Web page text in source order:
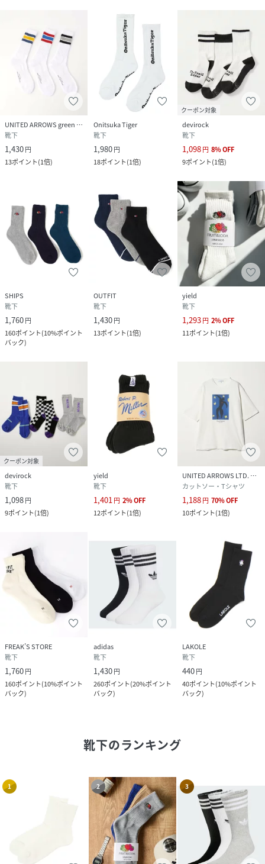
UNITED ARROWS green label relaxing
靴下
1,430円
13ポイント(1倍)
Onitsuka Tiger
靴下
1,980円
18ポイント(1倍)
クーポン対象
devirock
靴下
1,098円 8%OFF
9ポイント(1倍)
SHIPS
靴下
1,760円
160ポイント(10%ポイント
バック)
OUTFIT
靴下
1,430円
13ポイント(1倍)
yield
靴下
1,293円 2%OFF
11ポイント(1倍)
クーポン対象
devirock
靴下
1,098円
9ポイント(1倍)
yield
靴下
1,401円 2%OFF
12ポイント(1倍)
UNITED ARROWS LTD. OUTLET
カットソー・Tシャツ
1,188円 70%OFF
10ポイント(1倍)
FREAK’S STORE
靴下
1,760円
160ポイント(10%ポイント
バック)
adidas
靴下
1,430円
260ポイント(20%ポイント
バック)
LAKOLE
靴下
440円
40ポイント(10%ポイント
バック)
靴下のランキング
1 2 3